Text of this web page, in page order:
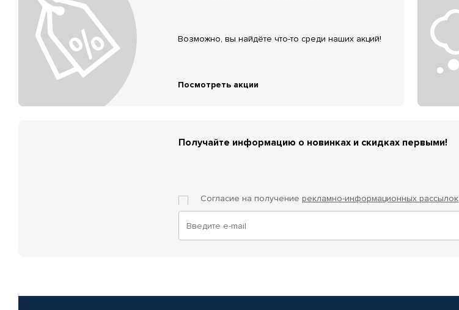
Возможно, вы найдёте что-то среди наших акций!
Посмотреть акции
Получайте информацию о новинках и скидках первыми!
Согласие на получение рекламно-информационных рассылок